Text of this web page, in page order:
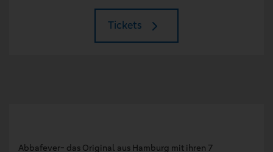
Tickets
Abbafever- das Original aus Hamburg mit ihren 7